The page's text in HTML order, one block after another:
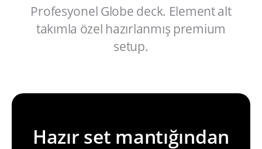
Profesyonel Globe deck. Element alt
takımla özel hazırlanmış premium
setup.
Hazır set mantığından